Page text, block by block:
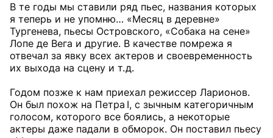
В те годы мы ставили ряд пьес, названия которых
я теперь и не упомню… «Месяц в деревне»
Тургенева, пьесы Островского, «Собака на сене»
Лопе де Вега и другие. В качестве помрежа я
отвечал за явку всех актеров и своевременность
их выхода на сцену и т. д.
Годом позже к нам приехал режиссер Ларионов.
Он был похож на Петра I, с зычным категоричным
голосом, которого все боялись, а некоторые
актеры даже падали в обморок. Он поставил пьесу